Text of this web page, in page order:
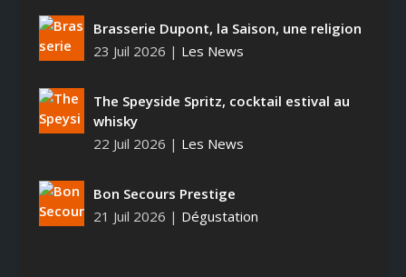
Brasserie Dupont, la Saison, une religion
23 Juil 2026 | Les News
The Speyside Spritz, cocktail estival au
whisky
22 Juil 2026 | Les News
Bon Secours Prestige
21 Juil 2026 | Dégustation